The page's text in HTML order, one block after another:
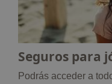
Seguros para
Podrás acceder a